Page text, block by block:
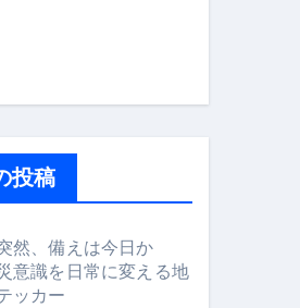
産 #暗号資産
投稿
然、備えは今日か
意識を日常に変える地
ッカー